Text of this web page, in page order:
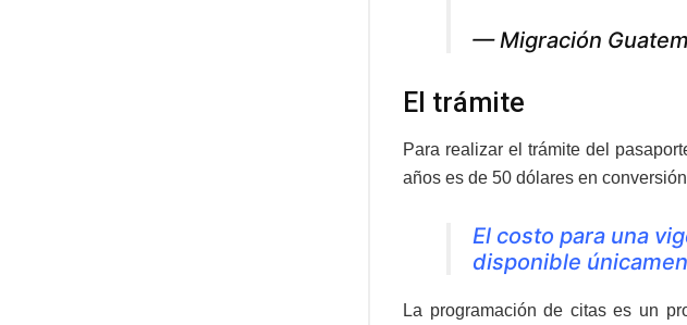
— Migración
El trámite
Para realizar el trámite del
años es de 50 dólares en
El costo para una
disponible
La programación de citas es un